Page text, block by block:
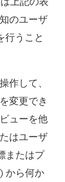
のユーザ
行うこと
作して、
変更でき
ューを他
はユーザ
またはプ
から何か